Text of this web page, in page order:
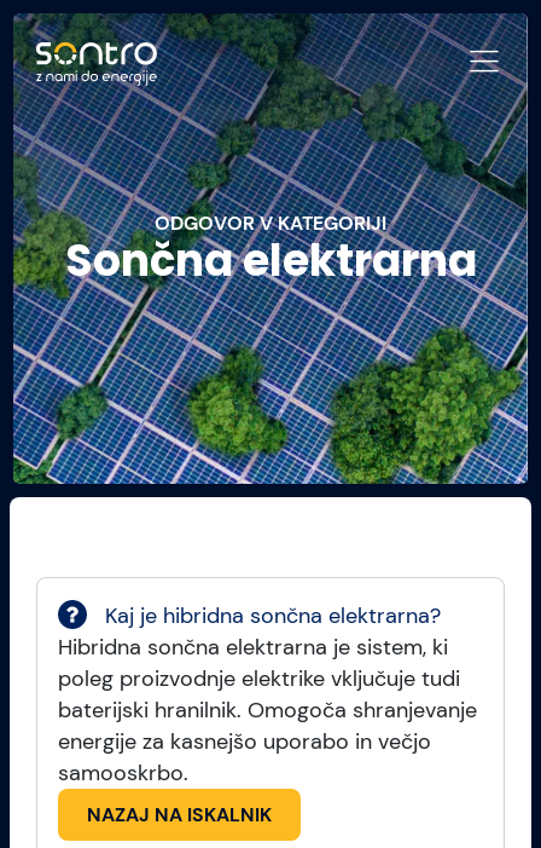
ODGOVOR V KATEGORIJI
Sončna elektrarna
Kaj je hibridna sončna elektrarna?
Hibridna sončna elektrarna je sistem, ki
poleg proizvodnje elektrike vključuje tudi
baterijski hranilnik. Omogoča shranjevanje
energije za kasnejšo uporabo in večjo
samooskrbo.
NAZAJ NA ISKALNIK